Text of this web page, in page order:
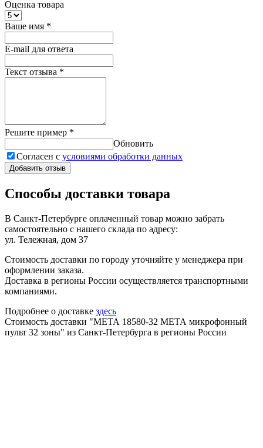
Оценка товара
Ваше имя *
E-mail для ответа
Текст отзыва *
Решите пример *
Обновить
Согласен с условиями обработки данных
Добавить отзыв
Способы доставки товара
В Санкт-Петербурге оплаченный товар можно забрать
самостоятельно с нашего склада по адресу:
ул. Тележная, дом 37
Стоимость доставки по городу уточняйте у менеджера при
оформлении заказа.
Доставка в регионы России осуществляется транспортными
компаниями.
Подробнее о доставке здесь
Стоимость доставки "МЕТА 18580-32 МЕТА микрофонный
пульт 32 зоны" из Санкт-Петербурга в регионы России